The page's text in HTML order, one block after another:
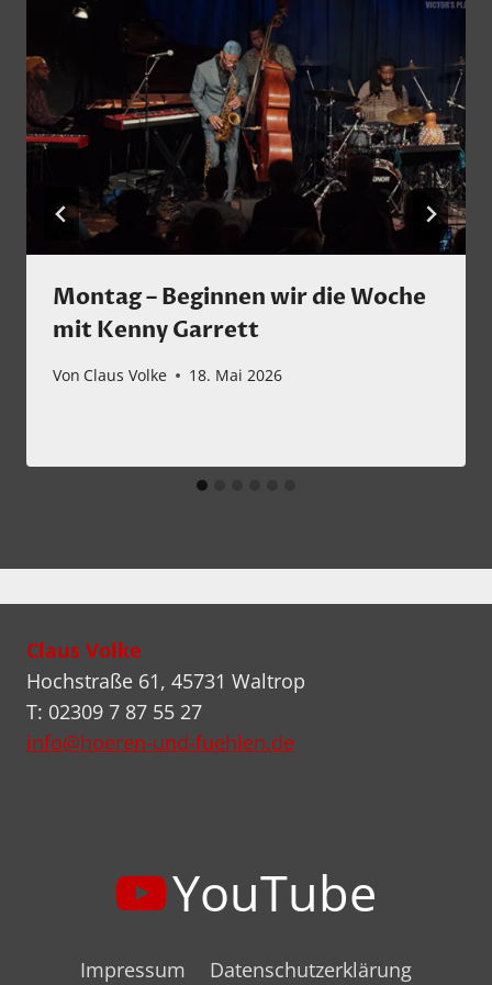
Montag – Beginnen wir die Woche
mit Kenny Garrett
Von Claus Volke 18. Mai 2026
Claus Volke
Hochstraße 61, 45731 Waltrop
T: 02309 7 87 55 27
info@hoeren-und-fuehlen.de
YouTube
Impressum Datenschutzerklärung